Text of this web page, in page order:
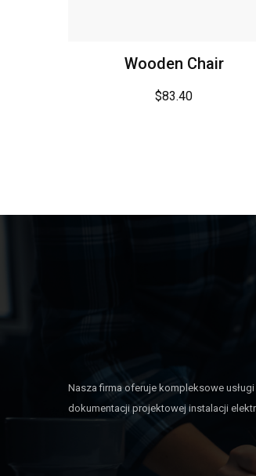
Wooden Chair
$83.40
Nasza firma oferuje kompleksowe
dokumentacji projektowej instalacji